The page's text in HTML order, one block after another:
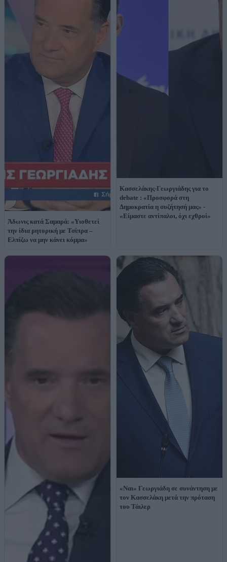
Άδωνις κατά Σαμαρά: «Υιοθετεί
την ίδια ρητορική με Τσίπρα –
Ελπίζω να μην κάνει κόμμα»
Κασσελάκης-Γεωργιάδης για το
debate : «Προσφορά στη
Δημοκρατία η συζήτησή μας» -
«Είμαστε αντίπαλοι, όχι εχθροί»
«Ναι» Γεωργιάδη σε συνάντηση με
τον Κασσελάκη μετά την πρόταση
του Τάιλερ